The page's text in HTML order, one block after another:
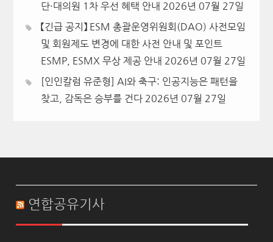
단·대의원 1차 우선 혜택 안내 2026년 07월 27일
【긴급 공지】 ESM 총괄운영위원회(DAO) 사전모임
및 회원제도 변경에 대한 사전 안내 및 포인트
ESMP, ESMX 무상 제공 안내 2026년 07월 27일
[인인칼럼 유준형] AI와 축구: 인공지능은 패턴을
찾고, 감독은 승부를 건다 2026년 07월 27일
연합공유기사